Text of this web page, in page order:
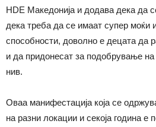
HDE Македонија и додава дека да
дека треба да се имаат супер моќи
способности, доволно е децата да
и да придонесат за подобрување на
нив.
Оваа манифестација која се
на разни локации и секоја година е